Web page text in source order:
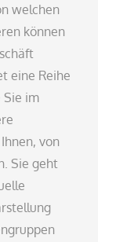
welchen
können
eine Reihe
Sie im
von
Sie geht